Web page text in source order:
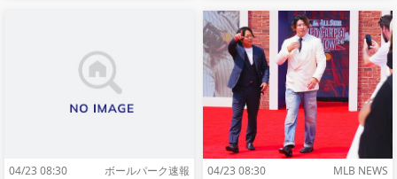
04/23 08:30 ボールパーク速報 04/23 08:30 MLB NEWS